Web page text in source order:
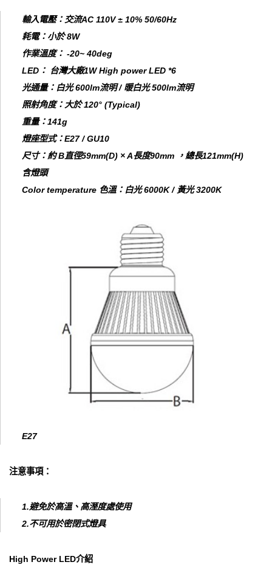
輸入電壓：交流AC 110V ± 10% 50/60Hz
耗電：小於 8W
作業溫度： -20~ 40deg
LED： 台灣大廠1W High power LED *6
光通量：白光 600lm流明 / 暖白光 500lm流明
照射角度：大於 120° (Typical)
重量：141g
燈座型式：E27 / GU10
尺寸：約 B直徑59mm(D) × A長度90mm ，總長121mm(H)
含燈頭
Color temperature 色溫：白光 6000K / 黃光 3200K
E27
注意事項：
1.避免於高溫、高溼度處使用
2.不可用於密閉式燈具
High Power LED介紹